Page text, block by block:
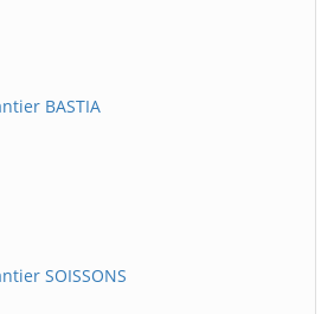
BASTIA
SOISSONS